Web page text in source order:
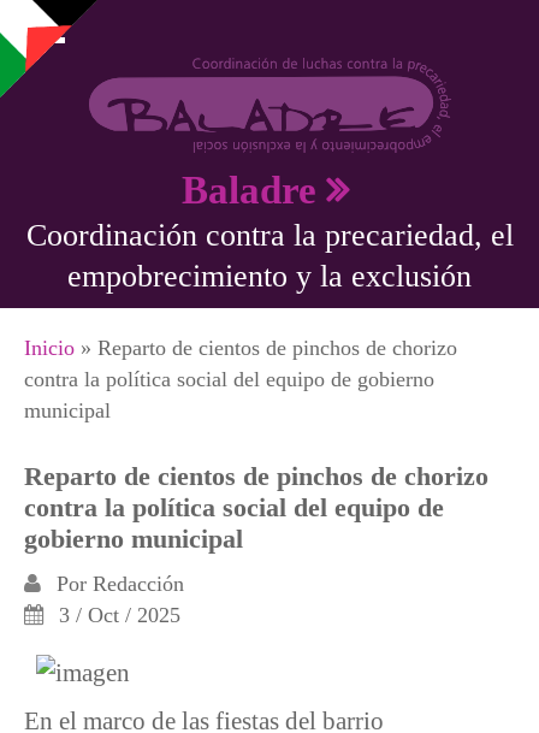
Pasar al contenido principal
Baladre
Coordinación contra la precariedad, el
empobrecimiento y la exclusión
Se encuentra usted aquí
Inicio » Reparto de cientos de pinchos de chorizo
contra la política social del equipo de gobierno
municipal
Reparto de cientos de pinchos de chorizo
contra la política social del equipo de
gobierno municipal
Por Redacción
3 / Oct / 2025
En el marco de las fiestas del barrio